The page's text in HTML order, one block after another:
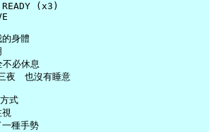
(x3)
身體
必休息
　也沒有睡意
式
視
種手勢